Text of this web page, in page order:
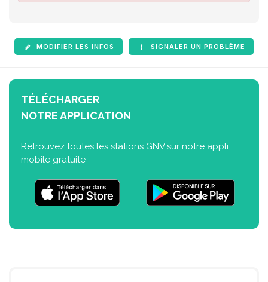
MODIFIER LES INFOS SIGNALER UN PROBLÈME
TÉLÉCHARGER
NOTRE APPLICATION
Retrouvez toutes les stations GNV sur notre appli
mobile gratuite